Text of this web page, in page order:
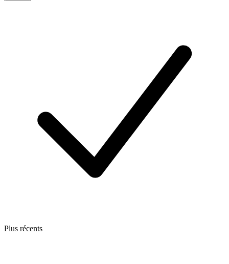
Plus récents